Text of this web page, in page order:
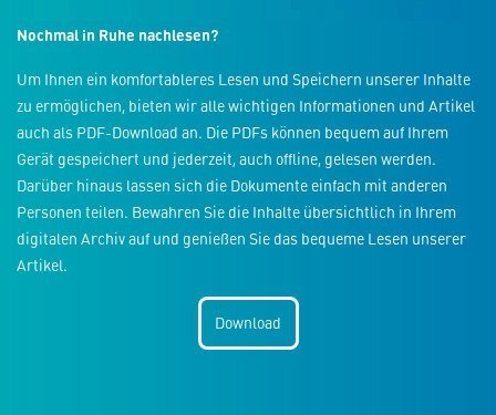
Nochmal in Ruhe nachlesen?
Um Ihnen ein komfortableres Lesen und Speichern unserer Inhalte
zu ermöglichen, bieten wir alle wichtigen Informationen und Artikel
auch als PDF-Download an. Die PDFs können bequem auf Ihrem
Gerät gespeichert und jederzeit, auch offline, gelesen werden.
Darüber hinaus lassen sich die Dokumente einfach mit anderen
Personen teilen. Bewahren Sie die Inhalte übersichtlich in Ihrem
digitalen Archiv auf und genießen Sie das bequeme Lesen unserer
Artikel.
Download